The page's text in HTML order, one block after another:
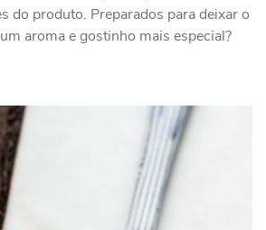
do produto. Preparados para deixar o
aroma e gostinho mais especial?